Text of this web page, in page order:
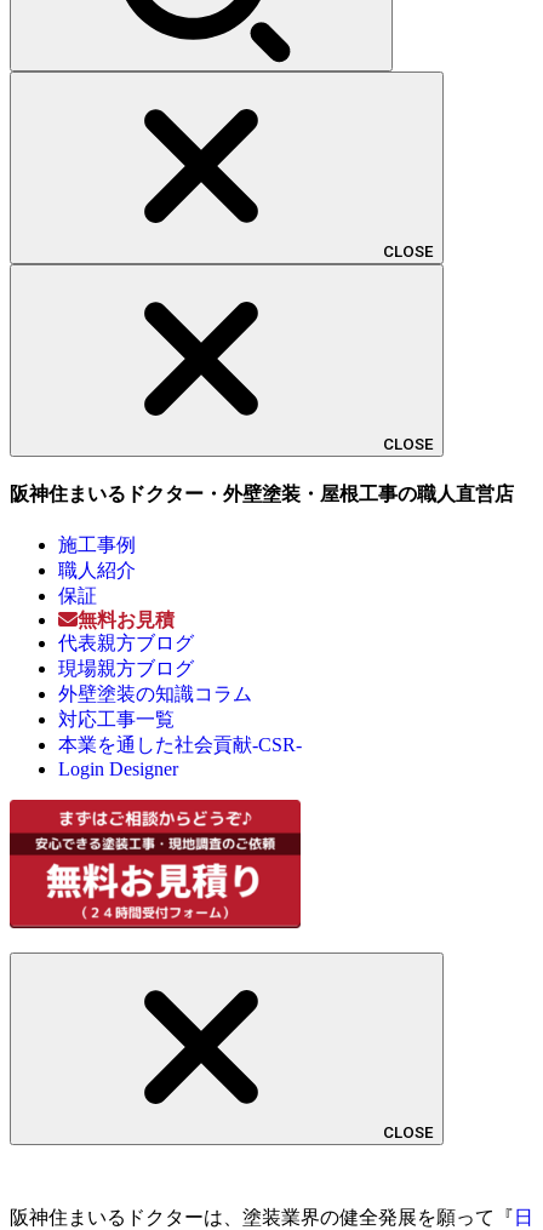
CLOSE
CLOSE
阪神住まいるドクター・外壁塗装・屋根工事の職人直営店
施工事例
職人紹介
保証
無料お見積
代表親方ブログ
現場親方ブログ
外壁塗装の知識コラム
対応工事一覧
本業を通した社会貢献-CSR-
Login Designer
CLOSE
阪神住まいるドクターは、塗装業界の健全発展を願って『 日